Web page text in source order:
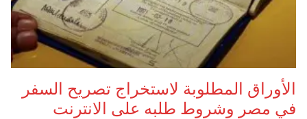
الأوراق المطلوبة لاستخراج تصريح السفر
في مصر وشروط طلبه على الانترنت